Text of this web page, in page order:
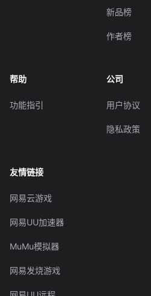
新品榜
作者榜
帮助
功能指引
公司
用户协议
隐私政策
友情链接
网易云游戏
网易UU加速器
MuMu模拟器
网易发烧游戏